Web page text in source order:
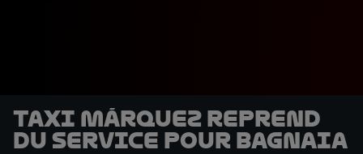
Taxi Márquez reprend
du service pour Bagnaia